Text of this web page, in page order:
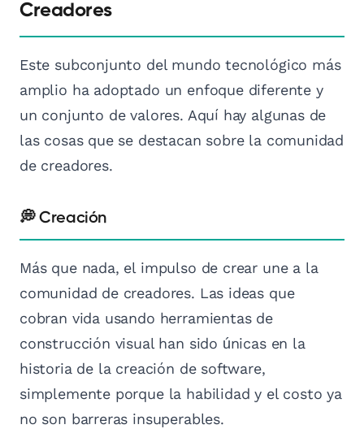
Creadores
Este subconjunto del mundo tecnológico más
amplio ha adoptado un enfoque diferente y
un conjunto de valores. Aquí hay algunas de
las cosas que se destacan sobre la comunidad
de creadores.
💭 Creación
Más que nada, el impulso de crear une a la
comunidad de creadores. Las ideas que
cobran vida usando herramientas de
construcción visual han sido únicas en la
historia de la creación de software,
simplemente porque la habilidad y el costo ya
no son barreras insuperables.